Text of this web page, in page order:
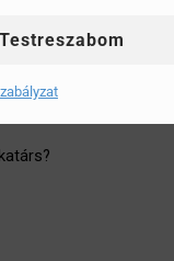
Testreszabom